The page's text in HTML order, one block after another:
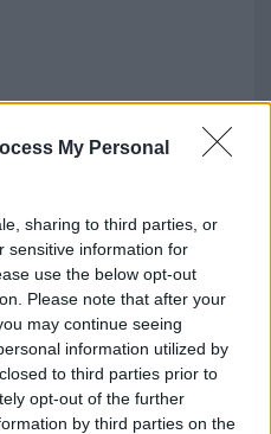
My Personal
sharing to third parties, or
sensitive information for
use the below opt-out
Please note that after your
may continue seeing
information utilized by
to third parties prior to
opt-out of the further
by third parties on the